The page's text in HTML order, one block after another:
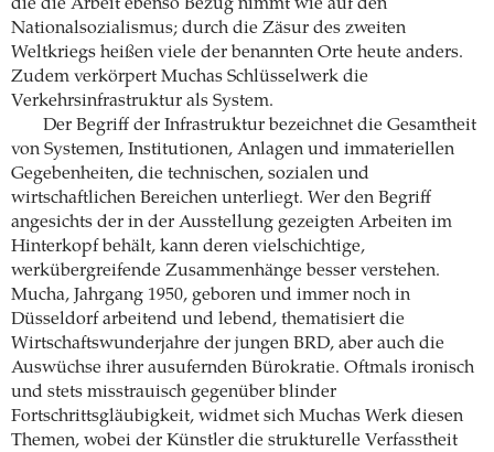
die die Arbeit ebenso Bezug nimmt wie auf den
Nationalsozialismus; durch die Zäsur des zweiten
Weltkriegs heißen viele der benannten Orte heute anders.
Zudem verkörpert Muchas Schlüsselwerk die
Verkehrsinfrastruktur als System.
Der Begriff der Infrastruktur bezeichnet die Gesamtheit
von Systemen, Institutionen, Anlagen und immateriellen
Gegebenheiten, die technischen, sozialen und
wirtschaftlichen Bereichen unterliegt. Wer den Begriff
angesichts der in der Ausstellung gezeigten Arbeiten im
Hinterkopf behält, kann deren vielschichtige,
werkübergreifende Zusammenhänge besser verstehen.
Mucha, Jahrgang 1950, geboren und immer noch in
Düsseldorf arbeitend und lebend, thematisiert die
Wirtschaftswunderjahre der jungen BRD, aber auch die
Auswüchse ihrer ausufernden Bürokratie. Oftmals ironisch
und stets misstrauisch gegenüber blinder
Fortschrittsgläubigkeit, widmet sich Muchas Werk diesen
Themen, wobei der Künstler die strukturelle Verfasstheit